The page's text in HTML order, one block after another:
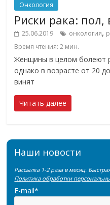
Онкология
Риски рака: пол,
25.06.2019 онкология,
Время чтения:2 мин.
Женщины в целом болеют
однако в возрасте от 20
винят
Читать далее
Наши новости
Рассылка 1-2 раза в месяц.
Политика обработки
E-mail*